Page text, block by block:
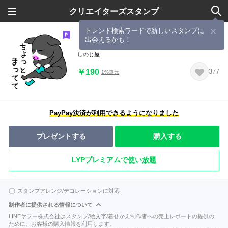
クリエイターズスタンプ
トレンド検索ワードで新しいスタンプに
出会えるかも！
くろぶた ぴぎー
しのじ屋
￥190 1%還元 377
PayPay決済が利用できるようになりました
プレゼントする 購入する
LYPプレミアムで使い放題
スタンプアレンジ/デコレーションに対応
制作者に提供される情報について
LINEヤフー株式会社はスタンプ/絵文字/着せかえ制作者への売上レポートの提供の
ために、お客様の購入情報を利用します。